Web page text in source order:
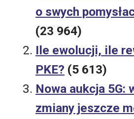
o swych
(23 964)
Ile ewolucji, ile
PKE? (5 613)
Nowa aukcja 5G:
zmiany jeszcze